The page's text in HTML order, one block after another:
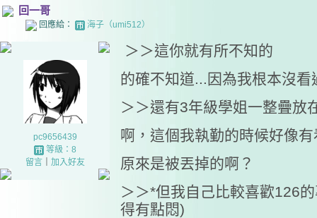
回一哥
回應給： 海子（umi512）
pc9656439
等級：8
留言｜ 加入好友
＞＞這你就有所不知的
的確不知道...因為我根本沒看
＞＞還有3年級學姐一整疊放
啊，這個我執勤的時候好像
原來是被丟掉的啊？
＞＞*但我自己比較喜歡126
得有點悶)